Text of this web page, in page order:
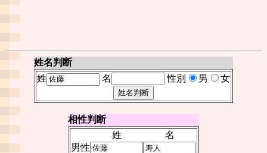
姓名判断
姓
名 性別 男 女
相性判断
姓
名
男性